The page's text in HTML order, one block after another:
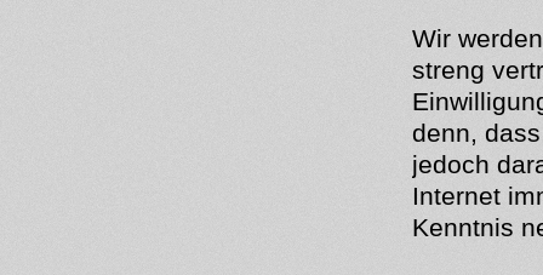
Wir
streng
denn,
jedoch
Internet
Kenntnis